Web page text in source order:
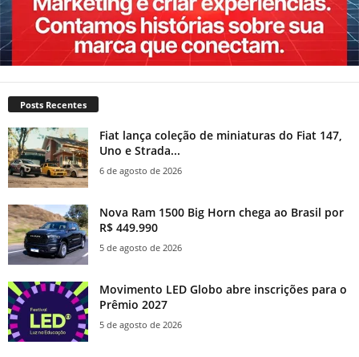
Posts Recentes
Fiat lança coleção de miniaturas do Fiat 147,
Uno e Strada...
6 de agosto de 2026
Nova Ram 1500 Big Horn chega ao Brasil por
R$ 449.990
5 de agosto de 2026
Movimento LED Globo abre inscrições para o
Prêmio 2027
5 de agosto de 2026